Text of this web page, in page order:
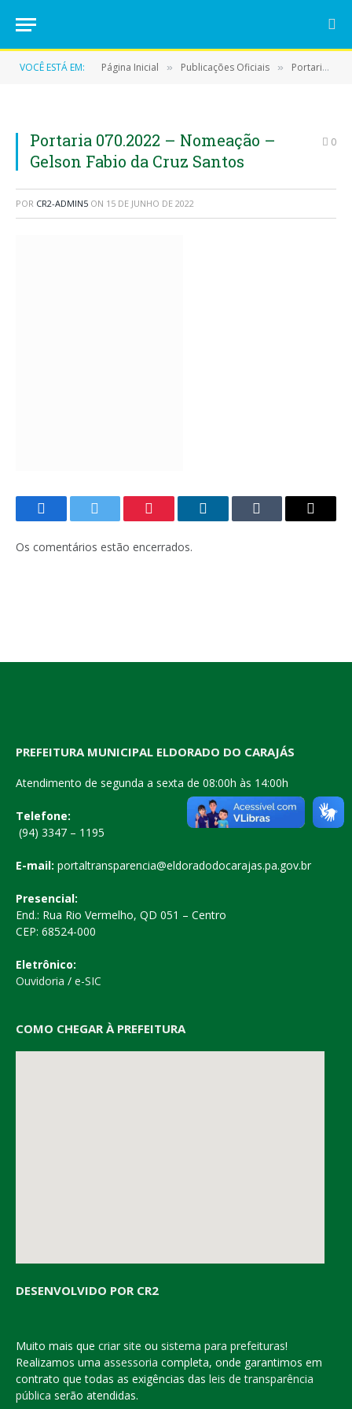
VOCÊ ESTÁ EM: Página Inicial » Publicações Oficiais » Portarias
Portaria 070.2022 – Nomeação –
Gelson Fabio da Cruz Santos
0
POR CR2-ADMIN5 ON 15 DE JUNHO DE 2022
FacebookTwitter Pinterest LinkedInTumblr
E-
Os comentários estão encerrados.
PREFEITURA MUNICIPAL ELDORADO DO CARAJÁS
Atendimento de segunda a sexta de 08:00h às 14:00h
Telefone:
(94) 3347 – 1195
E-mail: portaltransparencia@eldoradodocarajas.pa.gov.br
Presencial:
End.: Rua Rio Vermelho, QD 051 – Centro
CEP: 68524-000
Eletrônico:
Ouvidoria / e-SIC
COMO CHEGAR À PREFEITURA
DESENVOLVIDO POR CR2
Muito mais que criar site ou sistema para prefeituras!
Realizamos uma assessoria completa, onde garantimos em
contrato que todas as exigências das leis de transparência
pública serão atendidas.